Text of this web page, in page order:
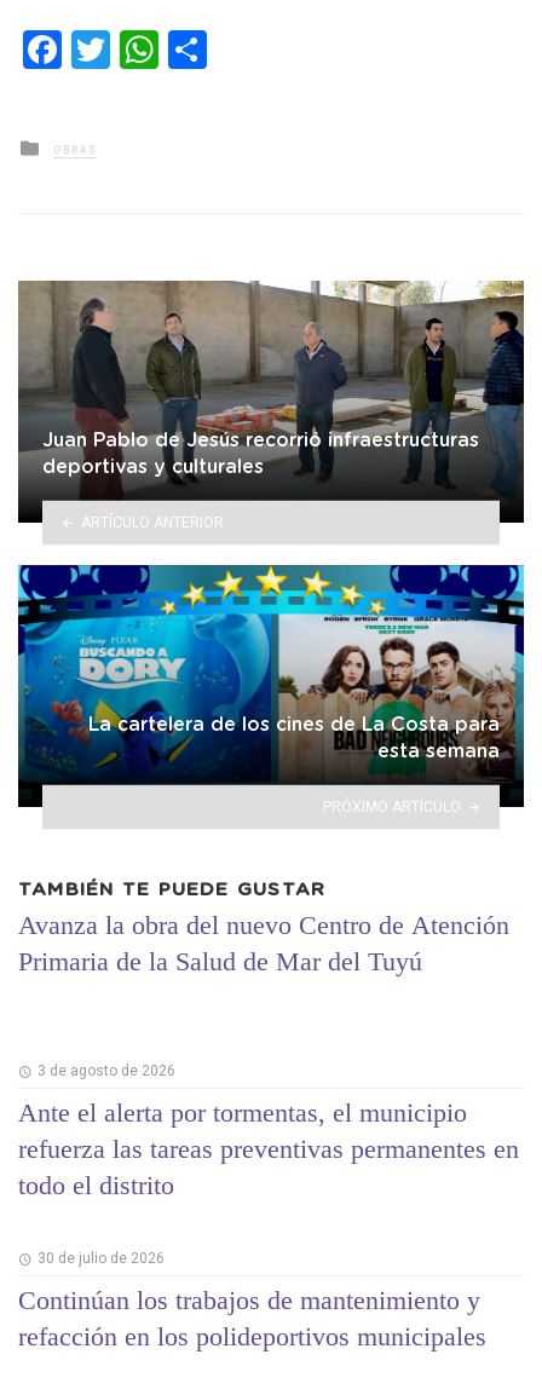
Facebook
TwitterWhatsApp
Posted
in
OBRAS
Juan Pablo de Jesús recorrió infraestructuras
deportivas y culturales
ARTÍCULO ANTERIOR
La cartelera de los cines de La Costa para
esta semana
PRÓXIMO ARTÍCULO
TAMBIÉN TE PUEDE GUSTAR
Avanza la obra del nuevo Centro de Atención
Primaria de la Salud de Mar del Tuyú
3 de agosto de 2026
Ante el alerta por tormentas, el municipio
refuerza las tareas preventivas permanentes en
todo el distrito
30 de julio de 2026
Continúan los trabajos de mantenimiento y
refacción en los polideportivos municipales